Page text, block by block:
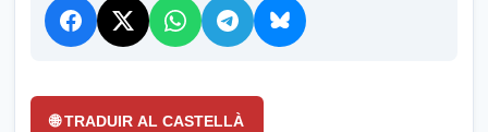
🌐 TRADUIR AL CASTELLÀ